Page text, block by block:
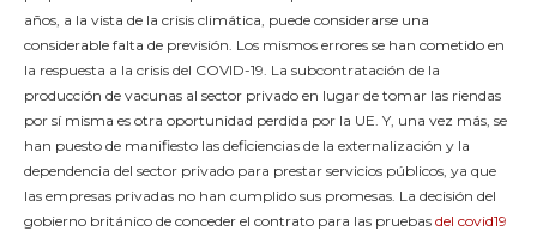
años, a la vista de la crisis climática, puede considerarse una
considerable falta de previsión. Los mismos errores se han cometido en
la respuesta a la crisis del COVID-19. La subcontratación de la
producción de vacunas al sector privado en lugar de tomar las riendas
por sí misma es otra oportunidad perdida por la UE. Y, una vez más, se
han puesto de manifiesto las deficiencias de la externalización y la
dependencia del sector privado para prestar servicios públicos, ya que
las empresas privadas no han cumplido sus promesas. La decisión del
gobierno británico de conceder el contrato para las pruebas del covid19